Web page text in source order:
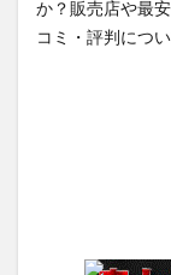
か？販売店や最
コミ・評判につ